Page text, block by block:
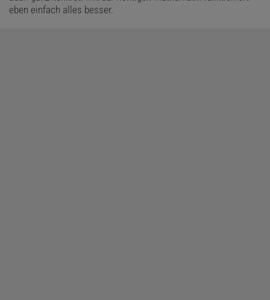
eben einfach alles besser.